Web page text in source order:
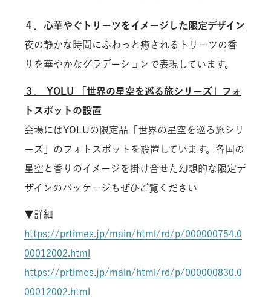
４．心華やぐトリーツをイメージした限定デザイン
夜の静かな時間にふわっと癒されるトリーツの香
りを華やかなグラデーションで表現しています。
３． YOLU 「世界の星空を巡る旅シリーズ」フォ
トスポットの設置
会場にはYOLUの限定品「世界の星空を巡る旅シリ
ーズ」のフォトスポットを設置しています。各国の
星空と香りのイメージを掛け合せた幻想的な限定デ
ザインのパッケージもぜひご覧ください
▼詳細
https://prtimes.jp/main/html/rd/p/000000754.0
00012002.html
https://prtimes.jp/main/html/rd/p/000000830.0
00012002.html